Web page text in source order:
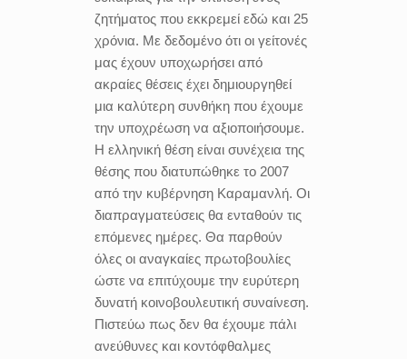
ζητήματος που εκκρεμεί εδώ και 25
χρόνια. Με δεδομένο ότι οι γείτονές
μας έχουν υποχωρήσει από
ακραίες θέσεις έχει δημιουργηθεί
μια καλύτερη συνθήκη που έχουμε
την υποχρέωση να αξιοποιήσουμε.
Η ελληνική θέση είναι συνέχεια της
θέσης που διατυπώθηκε το 2007
από την κυβέρνηση Καραμανλή. Οι
διαπραγματεύσεις θα ενταθούν τις
επόμενες ημέρες. Θα παρθούν
όλες οι αναγκαίες πρωτοβουλίες
ώστε να επιτύχουμε την ευρύτερη
δυνατή κοινοβουλευτική συναίνεση.
Πιστεύω πως δεν θα έχουμε πάλι
ανεύθυνες και κοντόφθαλμες